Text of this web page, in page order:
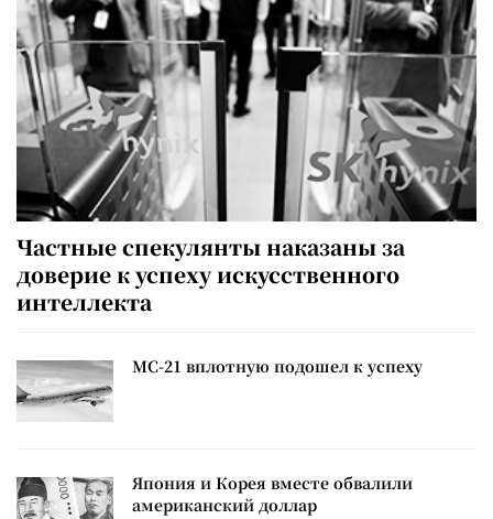
Частные спекулянты наказаны за
доверие к успеху искусственного
интеллекта
МС-21 вплотную подошел к успеху
Япония и Корея вместе обвалили
американский доллар